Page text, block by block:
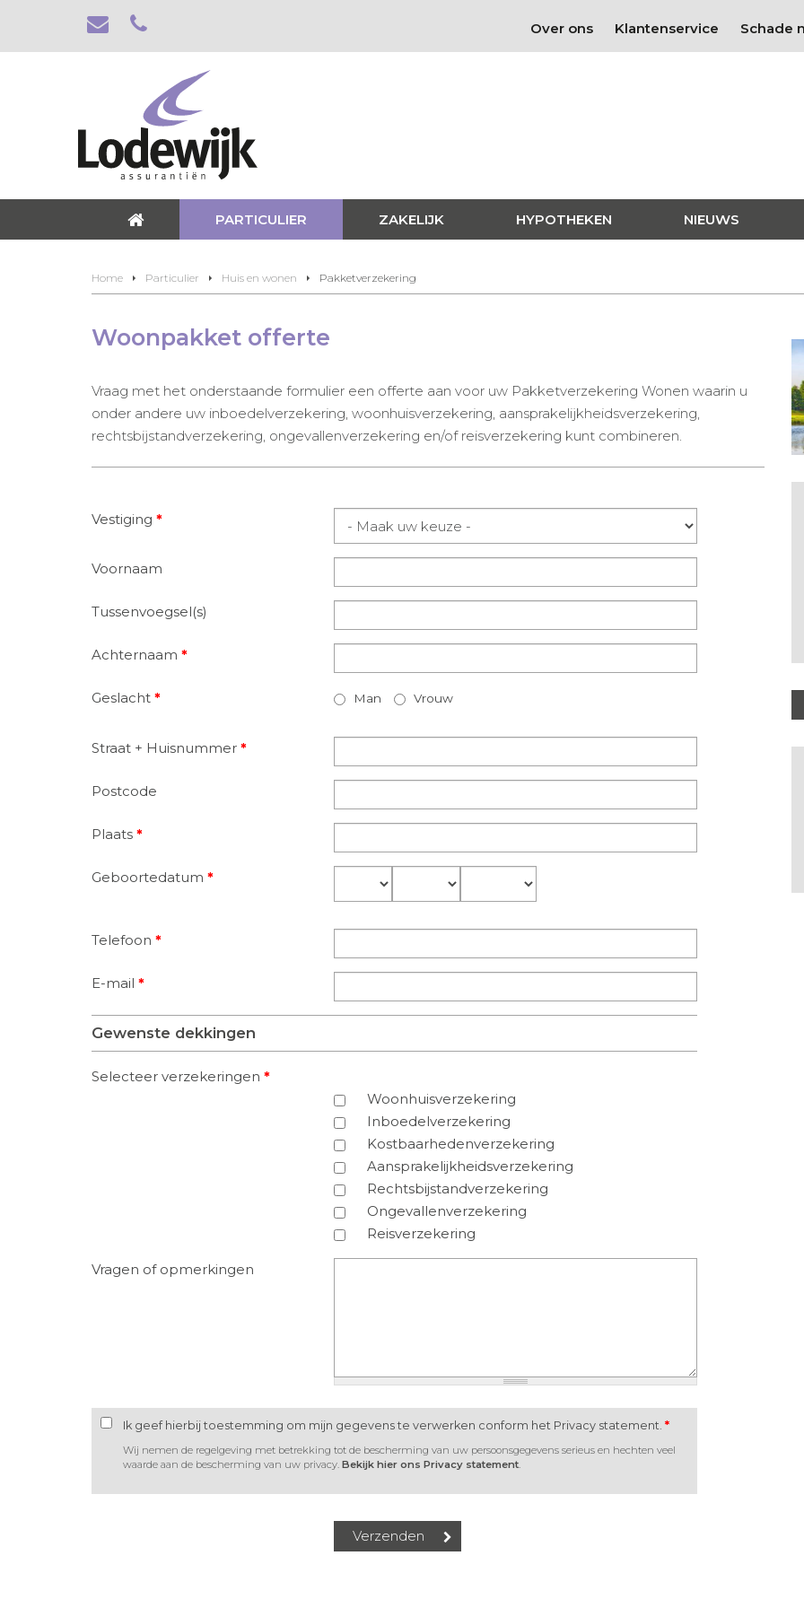
Over ons Klantenservice Schade
PARTICULIER ZAKELIJK HYPOTHEKEN NIEUWS
Home Particulier Huis en wonen Pakketverzekering
Woonpakket offerte
Vraag met het onderstaande formulier een offerte aan voor uw Pakketverzekering Wonen waarin u
onder andere uw inboedelverzekering, woonhuisverzekering, aansprakelijkheidsverzekering,
rechtsbijstandverzekering, ongevallenverzekering en/of reisverzekering kunt combineren.
Vestiging *
Voornaam
Tussenvoegsel(s)
Achternaam *
Geslacht * Man Vrouw
Straat + Huisnummer *
Postcode
Plaats *
Geboortedatum *
Telefoon *
E-mail *
Gewenste dekkingen
Selecteer verzekeringen *
Woonhuisverzekering
Inboedelverzekering
Kostbaarhedenverzekering
Aansprakelijkheidsverzekering
Rechtsbijstandverzekering
Ongevallenverzekering
Reisverzekering
Vragen of opmerkingen
Ik geef hierbij toestemming om mijn gegevens te verwerken conform het Privacy statement. *
Wij nemen de regelgeving met betrekking tot de bescherming van uw persoonsgegevens serieus en hechten veel
waarde aan de bescherming van uw privacy. Bekijk hier ons Privacy statement.